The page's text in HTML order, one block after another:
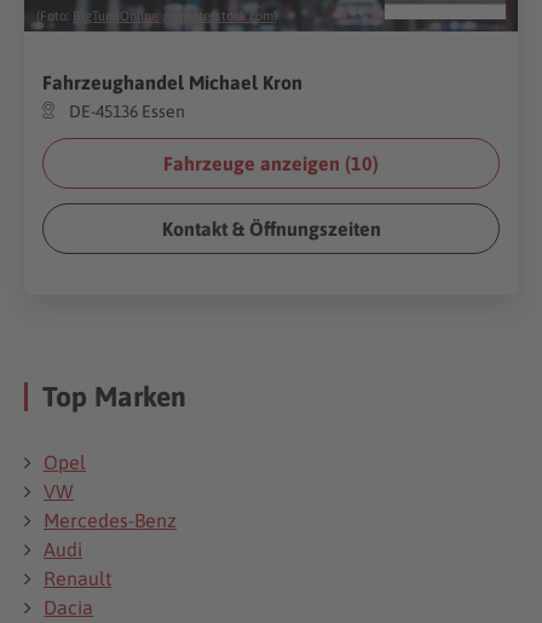
(Foto: BigTunaOnline / Shutterstock.com)
Fahrzeughandel Michael Kron
DE-45136 Essen
Fahrzeuge anzeigen (10)
Kontakt & Öffnungszeiten
Top Marken
Opel
VW
Mercedes-Benz
Audi
Renault
Dacia